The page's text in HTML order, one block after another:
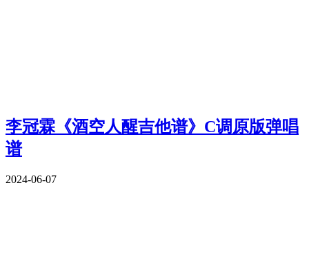
李冠霖《酒空人醒吉他谱》C调原版弹唱
谱
2024-06-07